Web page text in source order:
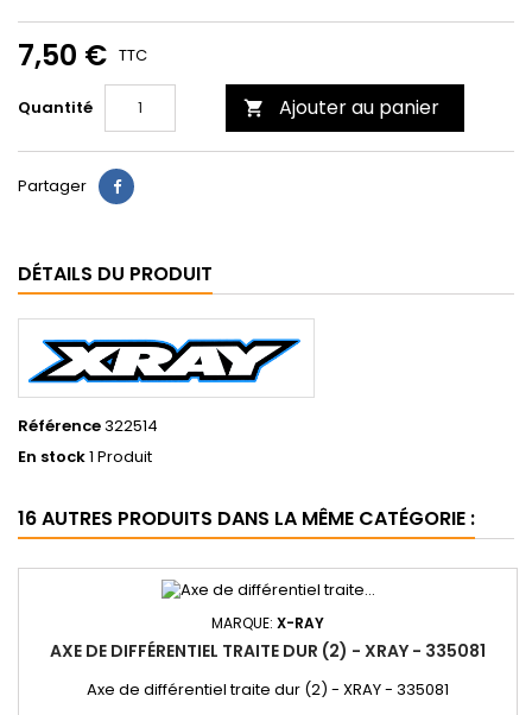
7,50 € TTC
Quantité  Ajouter au panier
Partager
DÉTAILS DU PRODUIT
Référence322514
En stock1 Produit
16 AUTRES PRODUITS DANS LA MÊME CATÉGORIE :
MARQUE: X-RAY
AXE DE DIFFÉRENTIEL TRAITE DUR (2) - XRAY - 335081
Axe de différentiel traite dur (2) - XRAY - 335081